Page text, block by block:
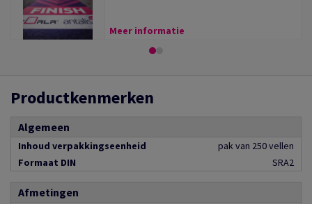
Meer informatie
Productkenmerken
Algemeen
Inhoud verpakkingseenheid
pak van 250 vellen
Formaat DIN
SRA2
Afmetingen